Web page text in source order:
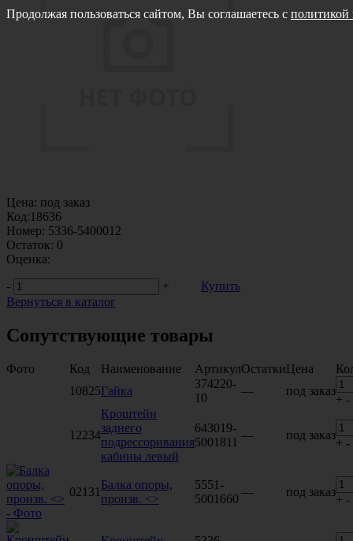
Цена: под заказ
Код:18636
Номер: 5336-5400012
Остаток: 0
Оценка:
-
+
Купить
Вернуться в каталог
Сопутствующие товары
Фото Код Наименование АртикулОстаткиЦена
10825Гайка
374220-
10
— под заказ
+ -
12234
Кроштейн
заднего
подрессоривания
кабины левый
643019-
5001811
— под заказ
+ -
02131
Балка опоры,
произв. <>
5551-
5001660
— под заказ
+ -
Продолжая пользоваться сайтом, Вы соглашаетесь с политикой